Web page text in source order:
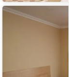
Гостиница
Торнадо